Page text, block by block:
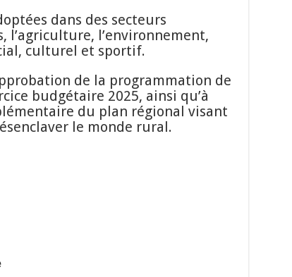
dans des secteurs
l’agriculture, l’environnement,
culturel et sportif.
de la programmation de
budgétaire 2025, ainsi qu’à
du plan régional visant
le monde rural.